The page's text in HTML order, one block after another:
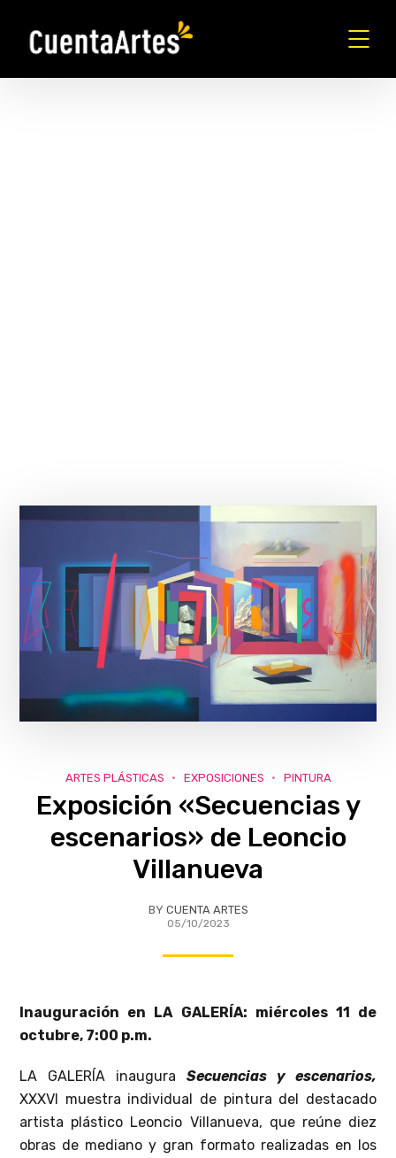
ARTES PLÁSTICAS EXPOSICIONES PINTURA
Exposición «Secuencias y
escenarios» de Leoncio
Villanueva
BY CUENTA ARTES
05/10/2023
Inauguración en LA GALERÍA: miércoles 11 de
octubre, 7:00 p.m.
LA GALERÍA inaugura Secuencias y escenarios,
XXXVI muestra individual de pintura del destacado
artista plástico Leoncio Villanueva, que reúne diez
obras de mediano y gran formato realizadas en los